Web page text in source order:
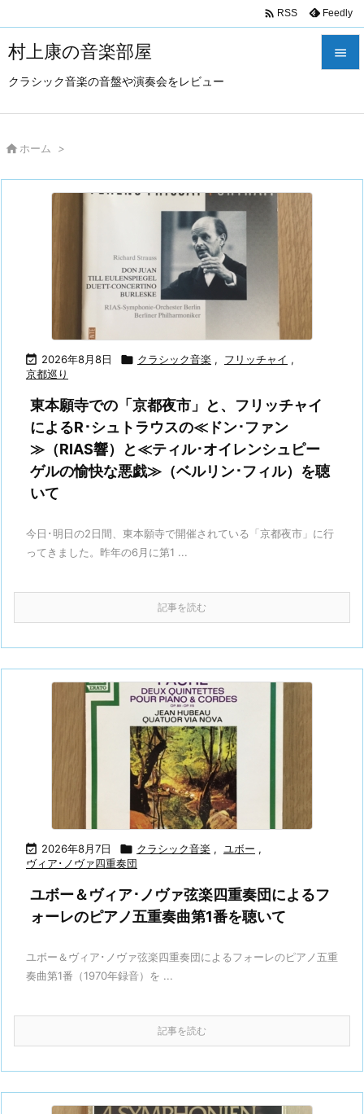
村上康の音楽部屋
クラシック音楽の音盤や演奏会をレビュー

 RSS Feedly
 ホーム >
 2026年8月8日  クラシック音楽 , フリッチャイ ,
京都巡り
東本願寺での「京都夜市」と、フリッチャイ
によるR･シュトラウスの≪ドン･ファン
≫（RIAS響）と≪ティル･オイレンシュピー
ゲルの愉快な悪戯≫（ベルリン･フィル）を聴
いて
今日･明日の2日間、東本願寺で開催されている「京都夜市」に行
ってきました。昨年の6月に第1 ...
記事を読む
 2026年8月7日  クラシック音楽 , ユボー ,
ヴィア･ノヴァ四重奏団
ユボー＆ヴィア･ノヴァ弦楽四重奏団によるフ
ォーレのピアノ五重奏曲第1番を聴いて
ユボー＆ヴィア･ノヴァ弦楽四重奏団によるフォーレのピアノ五重
奏曲第1番（1970年録音）を ...
記事を読む